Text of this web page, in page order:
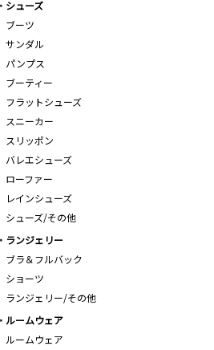
シューズ
ブーツ
サンダル
パンプス
ブーティー
フラットシューズ
スニーカー
スリッポン
バレエシューズ
ローファー
レインシューズ
シューズ/その他
ランジェリー
ブラ＆フルバック
ショーツ
ランジェリー/その他
ルームウェア
ルームウェア